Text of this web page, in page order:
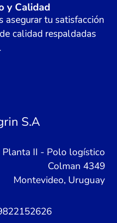
y Calidad
asegurar tu satisfacción
calidad respaldadas
S.A
Planta II - Polo logístico
Colman 4349
Montevideo, Uruguay